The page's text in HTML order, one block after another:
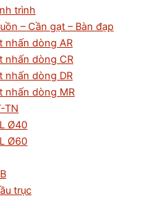
trình
– Cần gạt – Bàn đạp
nhấn dòng AR
nhấn dòng CR
nhấn dòng DR
nhấn dòng MR
TN
Ø40
Ø60
trục